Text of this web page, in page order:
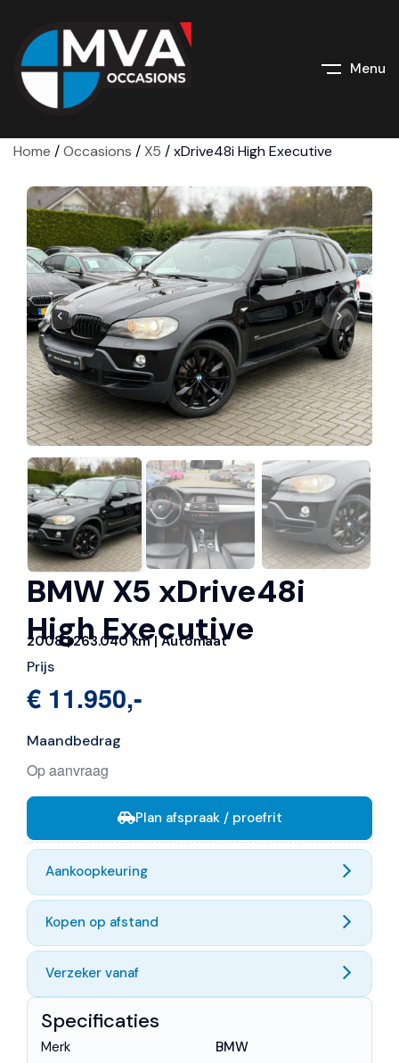
Menu
Home /Occasions / X5 /xDrive48i High Executive
BMW X5 xDrive48i
High Executive
2008 | 263.040 km | Automaat
Prijs
€ 11.950,-
Maandbedrag
Op aanvraag
Plan afspraak / proefrit
Aankoopkeuring
Kopen op afstand
Verzeker vanaf
Specificaties
Merk
BMW